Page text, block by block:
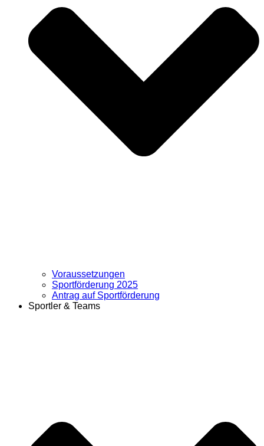
Voraussetzungen
Sportförderung 2025
Antrag auf Sportförderung
Sportler & Teams